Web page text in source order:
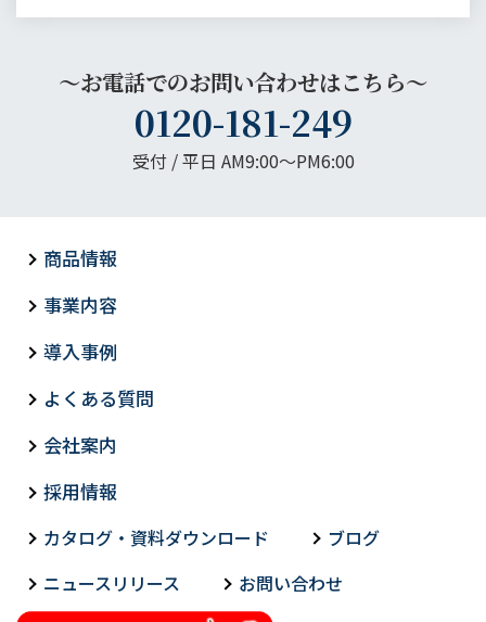
～お電話でのお問い合わせはこちら～
0120-181-249
受付 / 平日 AM9:00〜PM6:00
商品情報
事業内容
導入事例
よくある質問
会社案内
採用情報
カタログ・資料ダウンロード
ブログ
ニュースリリース
お問い合わせ